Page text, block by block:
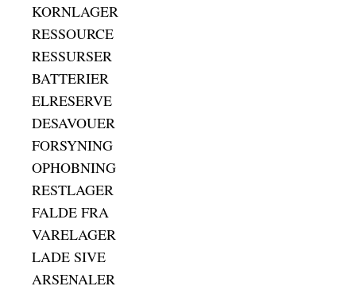
KORNLAGER
RESSOURCE
RESSURSER
BATTERIER
ELRESERVE
DESAVOUER
FORSYNING
OPHOBNING
RESTLAGER
FALDE FRA
VARELAGER
LADE SIVE
ARSENALER